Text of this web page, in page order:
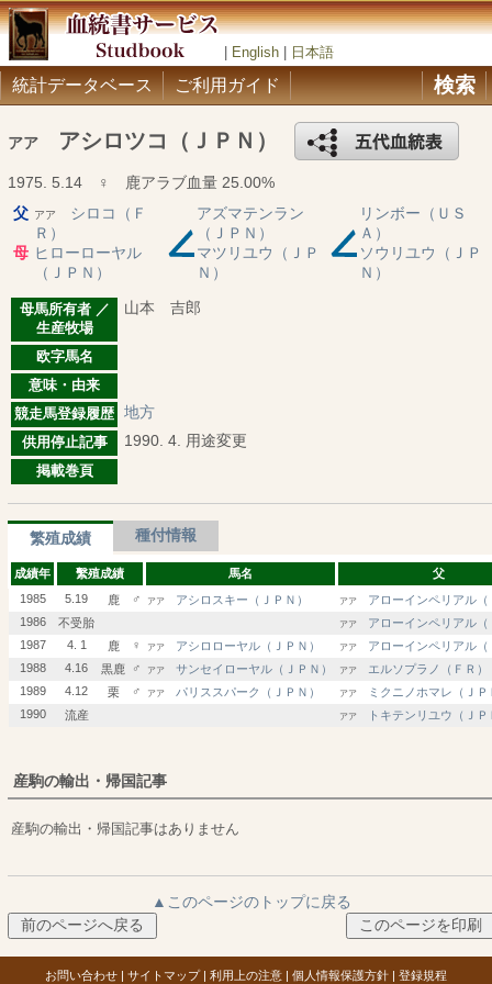
English 日本語
統計データベース ご利用ガイド 検索
アア アシロツコ（ＪＰＮ）
1975. 5.14 ♀ 鹿アラブ血量 25.00%
父 アア シロコ（Ｆ
Ｒ）
アズマテンラン
（ＪＰＮ）
リンボー（ＵＳ
Ａ）
母 ヒローローヤル
（ＪＰＮ）
マツリユウ（ＪＰ
Ｎ）
ソウリユウ（ＪＰ
Ｎ）
母馬所有者 ／
生産牧場
山本 吉郎
欧字馬名
意味・由来
競走馬登録履歴
地方
供用停止記事 1990. 4. 用途変更
掲載巻頁
繁殖成績 種付情報
成績年 繫殖成績 馬名
父
1985
5.19 鹿 ♂ アア アシロスキー（ＪＰＮ） アア
アローインペリアル（
1986
不受胎 アア
アローインペリアル（
1987
4. 1 鹿 ♀ アア アシロローヤル（ＪＰＮ） アア
アローインペリアル（
1988
4.16 黒鹿 ♂ アア サンセイローヤル（ＪＰＮ） アア
エルソプラノ（ＦＲ）
1989
4.12 栗 ♂ アア パリススパーク（ＪＰＮ） アア
ミクニノホマレ（ＪＰ
1990
流産 アア トキテンリユウ（ＪＰ
産駒の輸出・帰国記事
産駒の輸出・帰国記事はありません
▲このページのトップに戻る
お問い合わせ | サイトマップ| 利用上の注意 | 個人情報保護方針 | 登録規程